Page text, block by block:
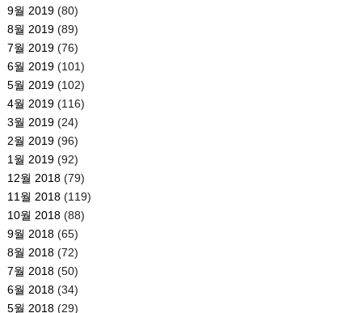
9월 2019(80)
8월 2019(89)
7월 2019(76)
6월 2019(101)
5월 2019(102)
4월 2019(116)
3월 2019(24)
2월 2019(96)
1월 2019(92)
12월 2018(79)
11월 2018(119)
10월 2018(88)
9월 2018(65)
8월 2018(72)
7월 2018(50)
6월 2018(34)
5월 2018(29)